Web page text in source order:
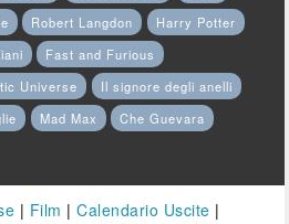
Robert Langdon
Harry Potter
Fast and Furious
Universe
Il signore degli anelli
Mad Max
Che Guevara
| Film |Calendario Uscite |